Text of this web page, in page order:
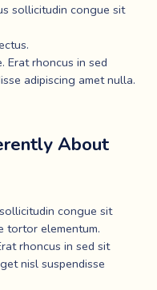
sollicitudin congue sit
Erat rhoncus in sed
adipiscing amet nulla.
About
congue sit
tortor elementum.
rhoncus in sed sit
nisl suspendisse